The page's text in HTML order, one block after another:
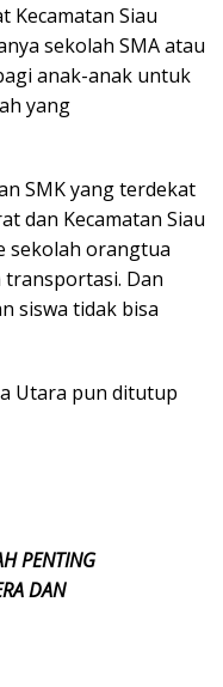
Kecamatan Siau
sekolah SMA atau
anak-anak untuk
yang
SMK yang terdekat
dan Kecamatan Siau
sekolah orangtua
Dan
siswa tidak bisa
Utara pun ditutup
PENTING
DAN